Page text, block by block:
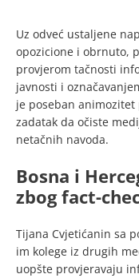
Uz odveć ustaljene
opozicione i obrnuto,
provjerom tačnosti
javnosti i
je poseban
zadatak da očiste
netačnih navoda.
Bosna i
zbog fact-
Tijana Cvjetićanin sa
im kolege iz drugih
uopšte provjeravaju